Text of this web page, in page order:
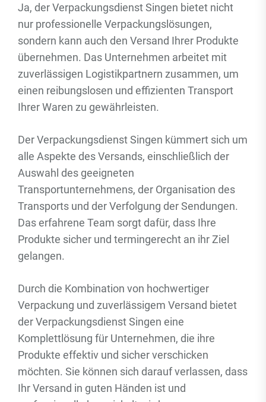
Ja, der Verpackungsdienst Singen bietet nicht
nur professionelle Verpackungslösungen,
sondern kann auch den Versand Ihrer Produkte
übernehmen. Das Unternehmen arbeitet mit
zuverlässigen Logistikpartnern zusammen, um
einen reibungslosen und effizienten Transport
Ihrer Waren zu gewährleisten.
Der Verpackungsdienst Singen kümmert sich um
alle Aspekte des Versands, einschließlich der
Auswahl des geeigneten
Transportunternehmens, der Organisation des
Transports und der Verfolgung der Sendungen.
Das erfahrene Team sorgt dafür, dass Ihre
Produkte sicher und termingerecht an ihr Ziel
gelangen.
Durch die Kombination von hochwertiger
Verpackung und zuverlässigem Versand bietet
der Verpackungsdienst Singen eine
Komplettlösung für Unternehmen, die ihre
Produkte effektiv und sicher verschicken
möchten. Sie können sich darauf verlassen, dass
Ihr Versand in guten Händen ist und